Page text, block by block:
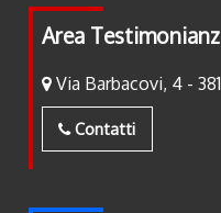
Area
Via Barbacovi, 4 -
Contatti